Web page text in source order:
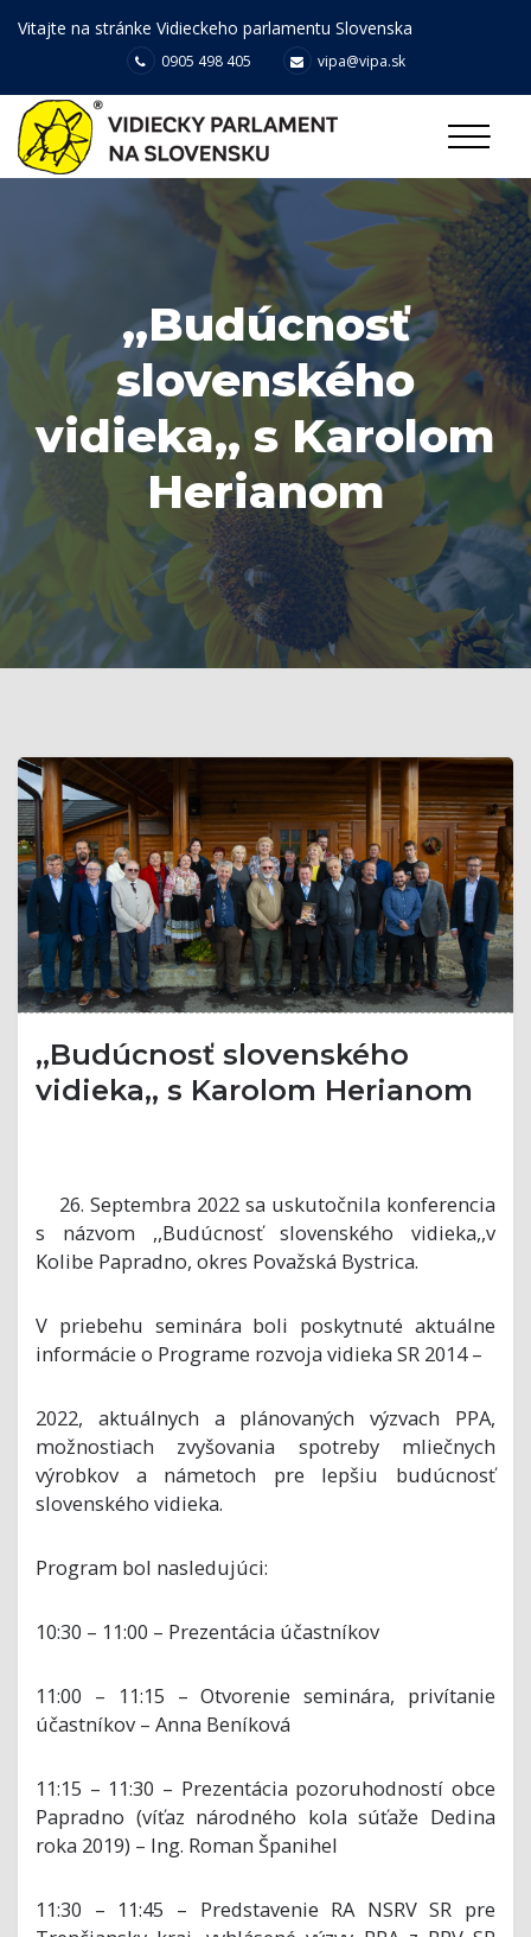
Vitajte na stránke Vidieckeho parlamentu Slovenska
0905 498 405 vipa@vipa.sk
,,Budúcnosť
slovenského
vidieka,, s Karolom
Herianom
,,Budúcnosť slovenského
vidieka,, s Karolom Herianom
26. Septembra 2022 sa uskutočnila konferencia
s názvom ,,Budúcnosť slovenského vidieka,,v
Kolibe Papradno, okres Považská Bystrica.
V priebehu seminára boli poskytnuté aktuálne
informácie o Programe rozvoja vidieka SR 2014 –
2022, aktuálnych a plánovaných výzvach PPA,
možnostiach zvyšovania spotreby mliečnych
výrobkov a námetoch pre lepšiu budúcnosť
slovenského vidieka.
Program bol nasledujúci:
10:30 – 11:00 – Prezentácia účastníkov
11:00 – 11:15 – Otvorenie seminára, privítanie
účastníkov – Anna Beníková
11:15 – 11:30 – Prezentácia pozoruhodností obce
Papradno (víťaz národného kola súťaže Dedina
roka 2019) – Ing. Roman Španihel
11:30 – 11:45 – Predstavenie RA NSRV SR pre